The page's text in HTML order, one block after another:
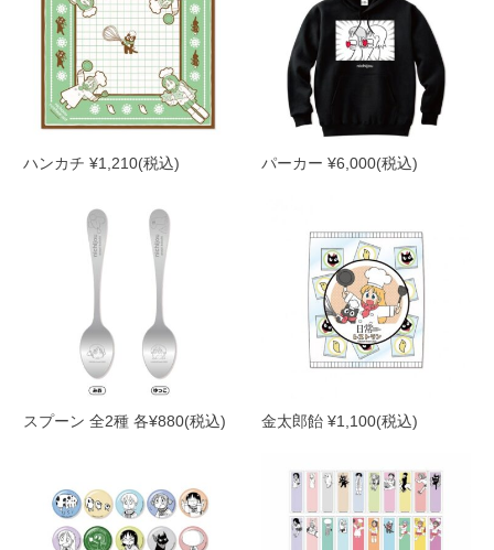
ハンカチ ¥1,210(税込) パーカー ¥6,000(税込)
スプーン 全2種 各¥880(税込) 金太郎飴 ¥1,100(税込)